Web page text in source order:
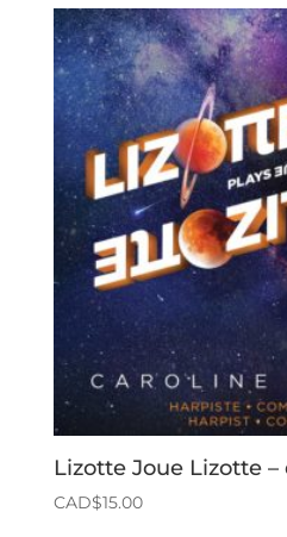
Lizotte Joue Lizotte
CAD$15.00